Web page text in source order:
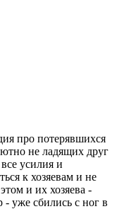
про потерявшихся
не ладящих друг
усилия и
к хозяевам и не
и их хозяева -
уже сбились с ног в